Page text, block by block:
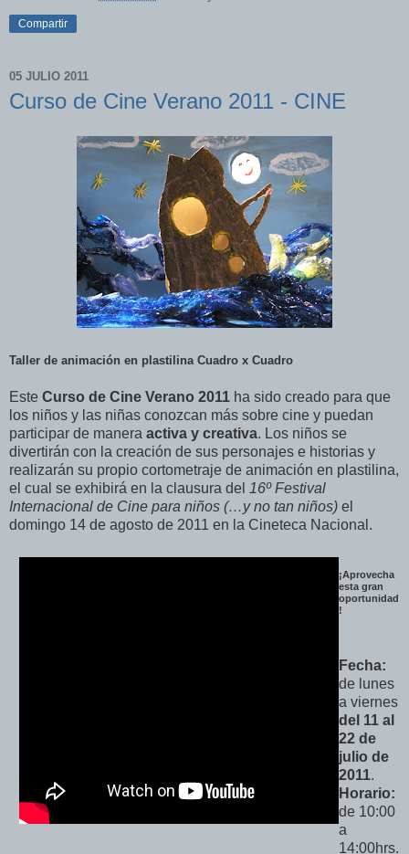
Compartir
05 JULIO 2011
Curso de Cine Verano 2011 - CINE
Taller de animación en plastilina Cuadro x Cuadro
Este Curso de Cine Verano 2011 ha sido creado para que
los niños y las niñas conozcan más sobre cine y puedan
participar de manera activa y creativa. Los niños se
divertirán con la creación de sus personajes e historias y
realizarán su propio cortometraje de animación en plastilina,
el cual se exhibirá en la clausura del 16º Festival
Internacional de Cine para niños (…y no tan niños) el
domingo 14 de agosto de 2011 en la Cineteca Nacional.
¡Aprovecha
esta gran
oportunidad
!
Fecha:
de lunes
a viernes
del 11 al
22 de
julio de
2011.
Horario:
de 10:00
a
14:00hrs.